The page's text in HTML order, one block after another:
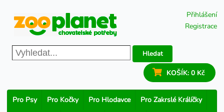
Přihlášení
Registrace
Hledat
KOŠÍK: 0 Kč
Pro Psy Pro Kočky Pro Hlodavce Pro Zakrslé Králíčky